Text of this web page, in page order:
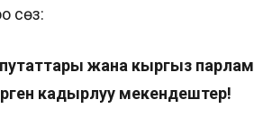
жана кыргыз
кадырлуу мекендештер!